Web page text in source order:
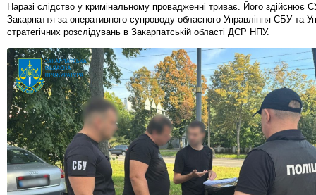
Наразі слідство у кримінальному провадженні триває. Його здійснює
Закарпаття за оперативного супроводу обласного Управління СБУ та
стратегічних розслідувань в Закарпатській області ДСР НПУ.